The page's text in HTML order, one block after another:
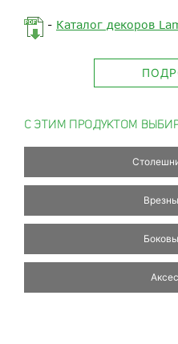
- Каталог декоров
С ЭТИМ ПРОДУКТОМ